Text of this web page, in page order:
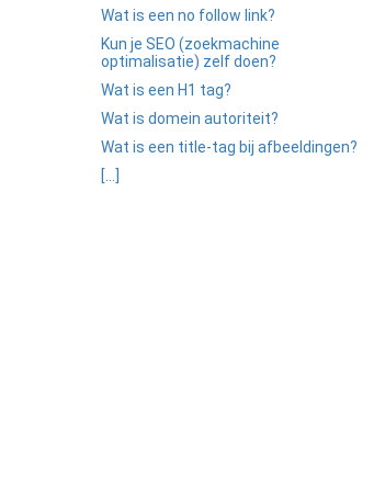
Wat is een no follow link?
Kun je SEO (zoekmachine
optimalisatie) zelf doen?
Wat is een H1 tag?
Wat is domein autoriteit?
Wat is een title-tag bij afbeeldingen?
[...]